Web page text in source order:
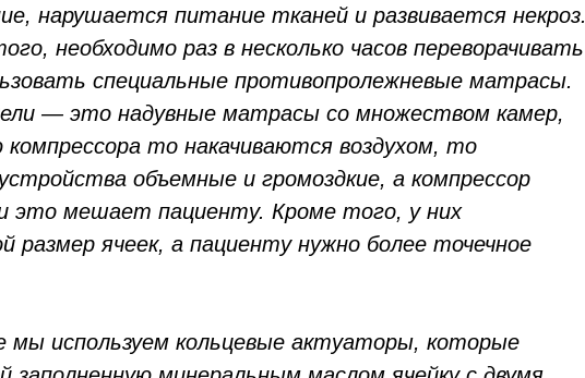
нарушается питание тканей и развивается некроз.
необходимо раз в несколько часов переворачивать
специальные противопролежневые матрасы.
— это надувные матрасы со множеством камер,
то накачиваются воздухом, то
объемные и громоздкие, а компрессор
это мешает пациенту. Кроме того, у них
размер ячеек, а пациенту нужно более точечное
используем кольцевые актуаторы, которые